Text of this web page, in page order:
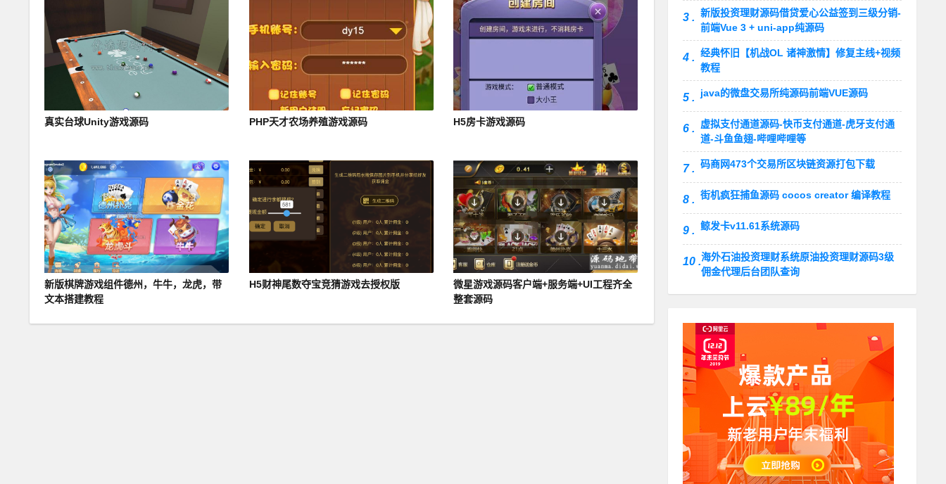
真实台球Unity游戏源码 PHP天才农场养殖游戏源码 H5房卡游戏源码
新版棋牌游戏组件德州，牛牛，龙虎，带
文本搭建教程
H5财神尾数夺宝竞猜游戏去授权版
微星游戏源码客户端+服务端+UI工程齐全
整套源码
3 . 新版投资理财源码借贷爱心公益签到三级分销-
前端Vue 3 + uni-app纯源码
4 . 经典怀旧【机战OL 诸神激情】修复主线+视频
教程
5 . java的微盘交易所纯源码前端VUE源码
6 .
虚拟支付通道源码-快币支付通道-虎牙支付通
道-斗鱼鱼翅-哔哩哔哩等
7 . 码商网473个交易所区块链资源打包下载
8 . 街机疯狂捕鱼源码 cocos creator 编译教程
9 . 鲸发卡v11.61系统源码
10 .海外石油投资理财系统原油投资理财源码3级
佣金代理后台团队查询